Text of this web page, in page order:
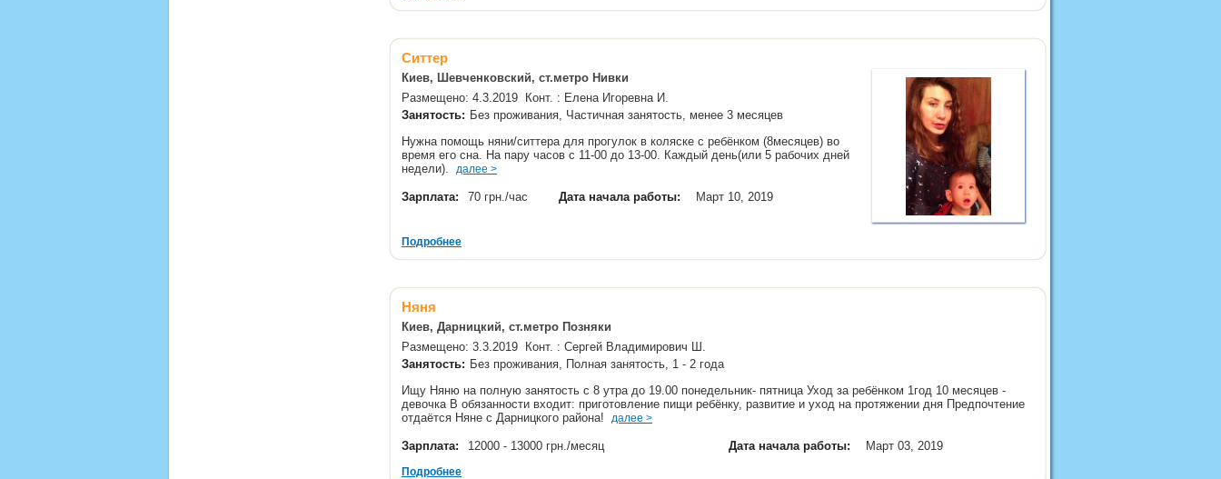
Ситтер
Киев, Шевченковский, ст.метро Нивки
Размещено: 4.3.2019 Конт. : Елена Игоревна И.
Занятость: Без проживания, Частичная занятость, менее 3 месяцев
Нужна помощь няни/ситтера для прогулок в коляске с ребёнком (8месяцев) во
время его сна. На пару часов с 11-00 до 13-00. Каждый день(или 5 рабочих дней
недели). далее >
Зарплата: 70 грн./час Дата начала работы: Март 10, 2019
Подробнее
Няня
Киев, Дарницкий, ст.метро Позняки
Размещено: 3.3.2019 Конт. : Сергей Владимирович Ш.
Занятость: Без проживания, Полная занятость, 1 - 2 года
Ищу Няню на полную занятость с 8 утра до 19.00 понедельник- пятница Уход за ребёнком 1год 10 месяцев -
девочка В обязанности входит: приготовление пищи ребёнку, развитие и уход на протяжении дня Предпочтение
отдаётся Няне с Дарницкого района! далее >
Зарплата: 12000 - 13000 грн./месяц Дата начала работы: Март 03, 2019
Подробнее